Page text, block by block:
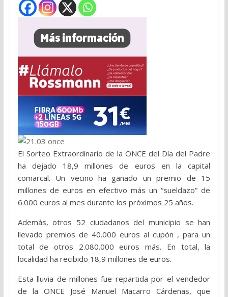
El Sorteo Extraordinario de la ONCE del Día del Padre
ha dejado 18,9 millones de euros en la capital
comarcal. Un vecino ha ganado un premio de 15
millones de euros en efectivo más un “sueldazo” de
6.000 euros al mes durante los próximos 25 años.
Además, otros 52 ciudadanos del municipio se han
llevado premios de 40.000 euros al cupón , para un
total de otros 2.080.000 euros más. En total, la
localidad ha recibido 18,9 millones de euros.
Esta lluvia de millones fue repartida por el vendedor
de la ONCE José Manuel Macarro Cárdenas, que